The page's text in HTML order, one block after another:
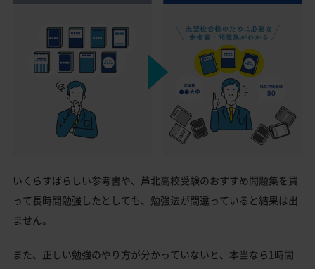
いくらすばらしい参考書や、芦北高校受験のおすすめ問題集を買
って長時間勉強したとしても、勉強法が間違っていると結果は出
ません。
また、正しい勉強のやり方が分かっていないと、本当なら1時間